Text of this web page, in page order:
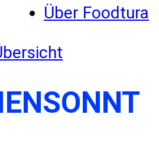
Über Foodtura